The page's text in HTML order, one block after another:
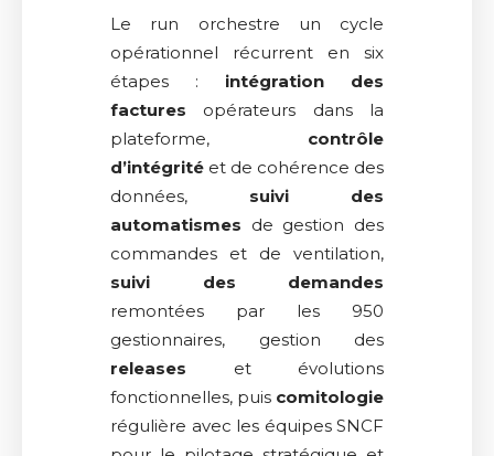
Le run orchestre un cycle
opérationnel récurrent en six
étapes : intégration des
factures opérateurs dans la
plateforme, contrôle
d’intégrité et de cohérence des
données, suivi des
automatismes de gestion des
commandes et de ventilation,
suivi des demandes
remontées par les 950
gestionnaires, gestion des
releases et évolutions
fonctionnelles, puis comitologie
régulière avec les équipes SNCF